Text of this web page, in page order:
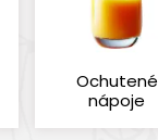
Ochutené
nápoje